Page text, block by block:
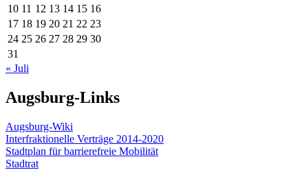
10 11 12 13 14 15 16
17 18 19 20 21 22 23
24 25 26 27 28 29 30
31
« Juli
Augsburg-Links
Augsburg-Wiki
Interfraktionelle Verträge 2014-2020
Stadtplan für barrierefreie Mobilität
Stadtrat